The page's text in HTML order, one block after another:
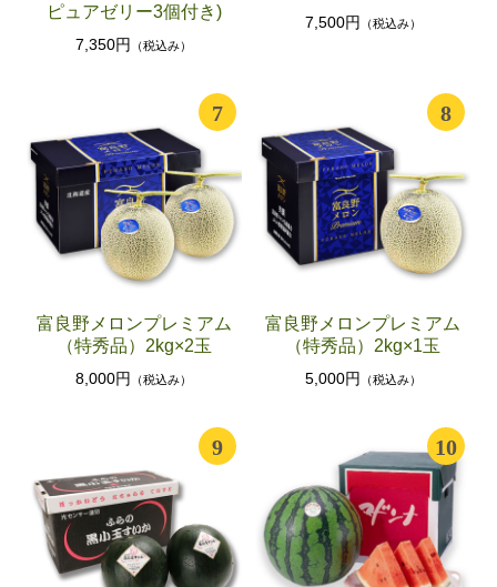
ピュアゼリー3個付き)
7,350円 （税込み）
7,500円 （税込み）
7
富良野メロンプレミアム
（特秀品）2kg×2玉
8,000円 （税込み）
8
富良野メロンプレミアム
（特秀品）2kg×1玉
5,000円 （税込み）
9 10